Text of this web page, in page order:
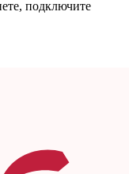
подключите